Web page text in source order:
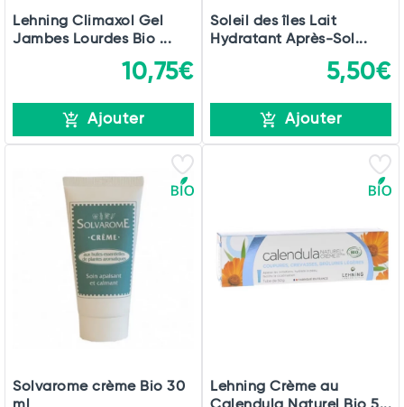
Lehning Climaxol Gel
Jambes Lourdes Bio ...
10,75€
Ajouter
Soleil des îles Lait
Hydratant Après-Sol...
5,50€
Ajouter
Solvarome crème Bio 30
Lehning Crème au